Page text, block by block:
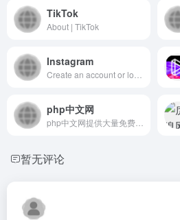
TikTok
About | TikTok
Instagram
php中文网
暂无评论